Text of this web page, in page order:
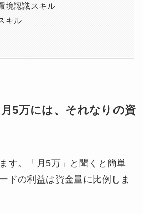
境認識スキル
キル
5万には、それなりの資
す。「月5万」と聞くと簡単
ドの利益は資金量に比例しま